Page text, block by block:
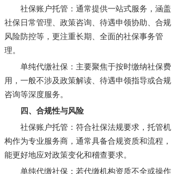
社保账户托管：通常提供一站式服务，涵盖
社保日常管理、政策咨询、待遇申领协助、合规
风险防控等，更注重长期、全面的社保事务管
理。
单纯代缴社保：主要聚焦于按时缴纳社保费
用，一般不涉及政策解读、待遇申领指导或合规
咨询等深度服务。
四、合规性与风险
社保账户托管：符合社保法规要求，托管机
构作为专业服务商，通常具备合规资质和流程，
能更好地应对政策变化和稽查要求。
单纯代缴社保：若代缴机构资质不全或操作